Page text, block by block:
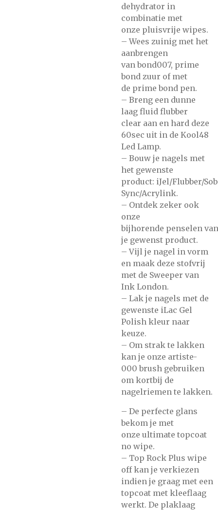
dehydrator in
combinatie met
onze pluisvrije wipes.
– Wees zuinig met het
aanbrengen
van bond007, prime
bond zuur of met
de prime bond pen.
– Breng een dunne
laag fluid flubber
clear aan en hard deze
60sec uit in de Kool48
Led Lamp.
– Bouw je nagels met
het gewenste
product: iJel/Flubber/
Sync/Acrylink.
– Ontdek zeker ook
onze
bijhorende penselen van
je gewenst product.
– Vijl je nagel in vorm
en maak deze stofvrij
met de Sweeper van
Ink London.
– Lak je nagels met de
gewenste iLac Gel
Polish kleur naar
keuze.
– Om strak te lakken
kan je onze artiste-
000 brush gebruiken
om kortbij de
nagelriemen te lakken.
– De perfecte glans
bekom je met
onze ultimate topcoat
no wipe.
– Top Rock Plus wipe
off kan je verkiezen
indien je graag met een
topcoat met kleeflaag
werkt. De plaklaag